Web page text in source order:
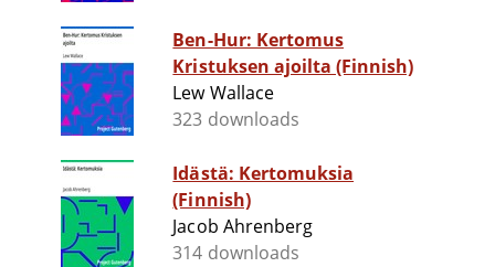
Ben-Hur: Kertomus
Kristuksen ajoilta (Finnish)
Lew Wallace
323 downloads
Idästä: Kertomuksia
(Finnish)
Jacob Ahrenberg
314 downloads